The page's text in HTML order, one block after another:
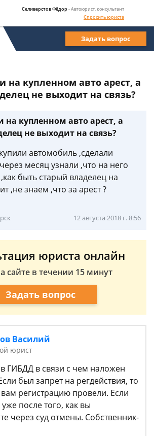
Селиверстов Фёдор- Автоюрист, консультант
Спросить юриста
Задать вопрос
на купленном авто арест, а
не выходит на связь?
на купленном авто арест, а
не выходит на связь?
автомобиль ,сделали
месяц узнали ,что на него
быть старый владелец на
,не знаем ,что за арест ?
12 августа 2018 г. 8:56
юриста онлайн
сайте в течении 15 минут
Задать вопрос
Василий
юрист
ГИБДД в связи с чем наложен
был запрет на регдействия, то
регистрацию провели. Если
после того, как вы
через суд отмены. Собственник-